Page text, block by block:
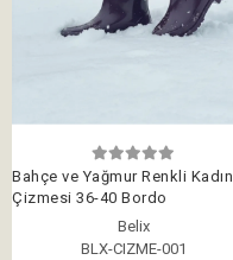
Bahçe ve Yağmur Renkli Kadın
Çizmesi 36-40 Bordo
Belix
BLX-CIZME-001